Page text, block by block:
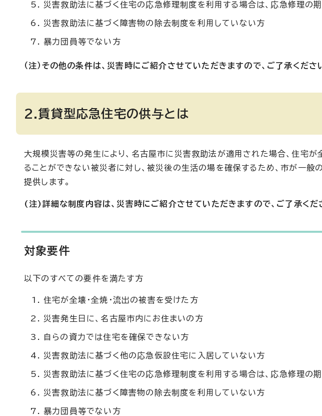
災害救助法に基づく住宅の応急修理制度を利用する場合は、応急修理の
災害救助法に基づく障害物の除去制度を利用していない方
暴力団員等でない方
（注）その他の条件は、災害時にご紹介させていただきますので、ご了承くださ
2.賃貸型応急住宅の供与とは
大規模災害等の発生により、名古屋市に災害救助法が適用された場合、住宅
ることができない被災者に対し、被災後の生活の場を確保するため、市が一般
提供します。
(注)詳細な制度内容は、災害時にご紹介させていただきますので、ご了承くだ
対象要件
以下のすべての要件を満たす方
住宅が全壊・全焼・流出の被害を受けた方
災害発生日に、名古屋市内にお住まいの方
自らの資力では住宅を確保できない方
災害救助法に基づく他の応急仮設住宅に入居していない方
災害救助法に基づく住宅の応急修理制度を利用する場合は、応急修理の
災害救助法に基づく障害物の除去制度を利用していない方
暴力団員等でない方